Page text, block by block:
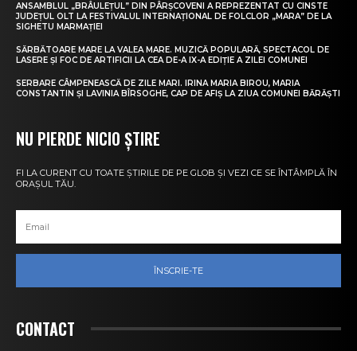
ANSAMBLUL „BRÂULEȚUL” DIN PÂRȘCOVENI A REPREZENTAT CU CINSTE
JUDEȚUL OLT LA FESTIVALUL INTERNAȚIONAL DE FOLCLOR „MARA” DE LA
SIGHETU MARMAȚIEI
SĂRBĂTOARE MARE LA VALEA MARE. MUZICĂ POPULARĂ, SPECTACOL DE
LASERE ȘI FOC DE ARTIFICII LA CEA DE-A IX-A EDIȚIE A ZILEI COMUNEI
SERBARE CÂMPENEASCĂ DE ZILE MARI. IRINA MARIA BIROU, MARIA
CONSTANTIN ȘI LAVINIA BÎRSOGHE, CAP DE AFIȘ LA ZIUA COMUNEI BĂRĂȘTI
NU PIERDE NICIO ȘTIRE
FI LA CURENT CU TOATE ȘTIRILE DE PE GLOB ȘI VEZI CE SE ÎNTÂMPLĂ ÎN
ORAȘUL TĂU.
ÎNSCRIE-TE
CONTACT